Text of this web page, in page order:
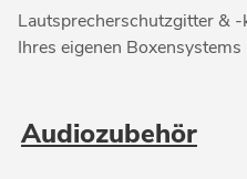
Lautsprecherschutzgitter &
Ihres eigenen
Audiozubehör